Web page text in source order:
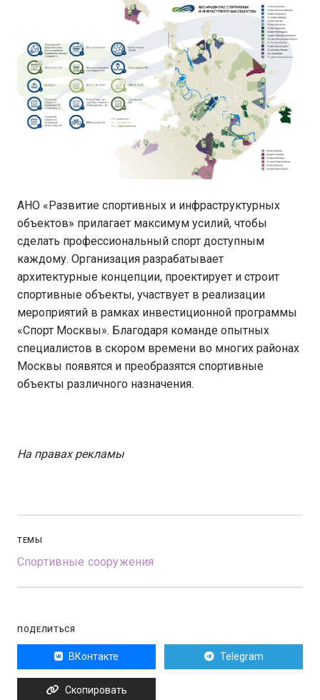
АНО «Развитие спортивных и инфраструктурных
объектов» прилагает максимум усилий, чтобы
сделать профессиональный спорт доступным
каждому. Организация разрабатывает
архитектурные концепции, проектирует и строит
спортивные объекты, участвует в реализации
мероприятий в рамках инвестиционной программы
«Спорт Москвы». Благодаря команде опытных
специалистов в скором времени во многих районах
Москвы появятся и преобразятся спортивные
объекты различного назначения.
На правах рекламы
ТЕМЫ
Спортивные сооружения
ПОДЕЛИТЬСЯ
ВКонтакте Telegram
Скопировать